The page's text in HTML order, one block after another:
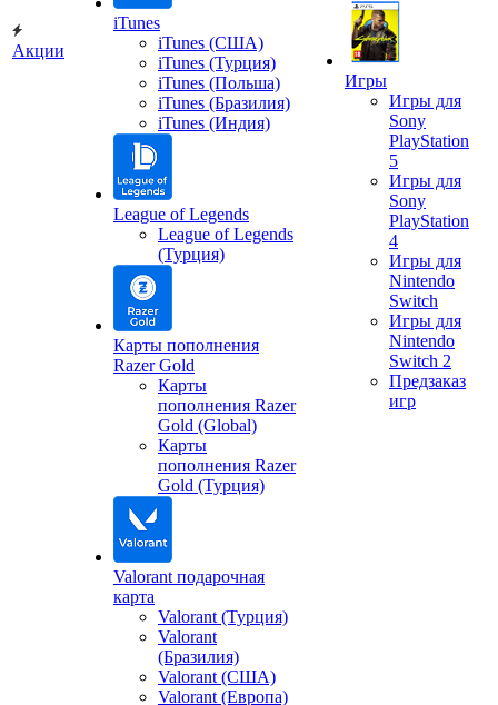
Акции
iTunes
iTunes (США)
iTunes (Турция)
iTunes (Польша)
iTunes (Бразилия)
iTunes (Индия)
League of Legends
League of Legends
(Турция)
Карты пополнения
Razer Gold
Карты
пополнения Razer
Gold (Global)
Карты
пополнения Razer
Gold (Турция)
Valorant подарочная
карта
Valorant (Турция)
Valorant
(Бразилия)
Valorant (США)
Valorant (Европа)
Игры
Игры для
Sony
PlayStation
5
Игры для
Sony
PlayStation
4
Игры для
Nintendo
Switch
Игры для
Nintendo
Switch 2
Предзаказ
игр